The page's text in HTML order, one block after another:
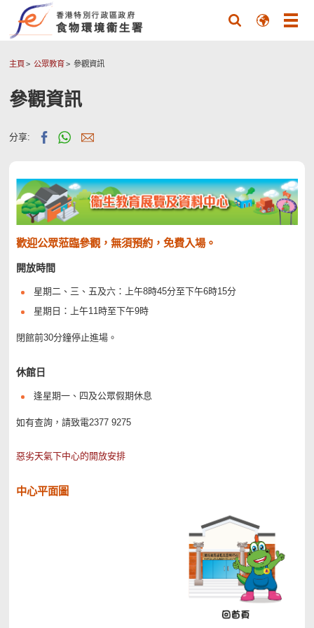
主頁 公眾教育 參觀資訊
參觀資訊
分享:
歡迎公眾蒞臨參觀，無須預約，免費入場。
開放時間
星期二、三、五及六：上午8時45分至下午6時15分
星期日：上午11時至下午9時
閉館前30分鐘停止進場。
休館日
逢星期一、四及公眾假期休息
如有查詢，請致電2377 9275
惡劣天氣下中心的開放安排
中心平面圖